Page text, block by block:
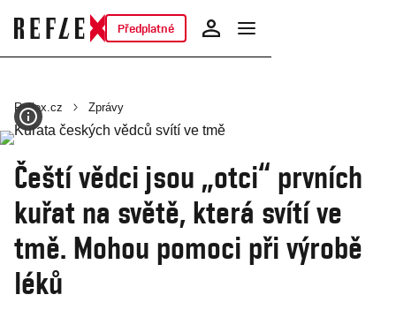
Předplatné
Reflex.cz Zprávy
Čeští vědci jsou „otci“ prvních
kuřat na světě, která svítí ve
tmě. Mohou pomoci při výrobě
léků